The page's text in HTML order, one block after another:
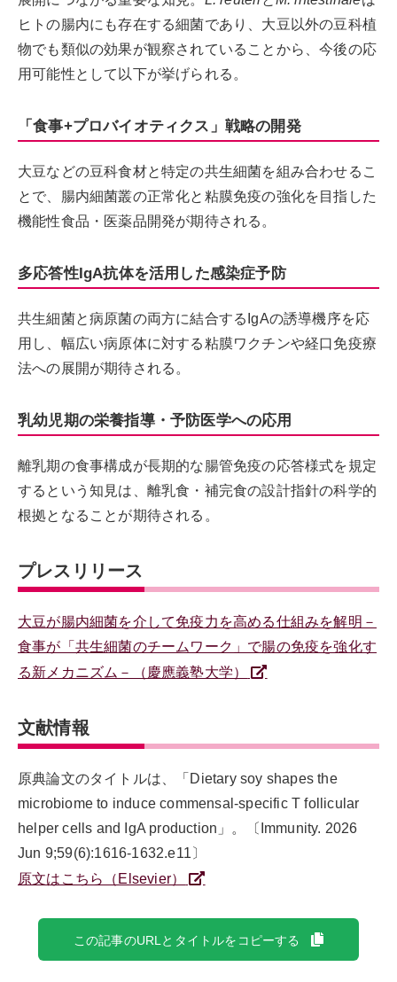
ヒトの腸内にも存在する細菌であり、大豆以外の豆科植
物でも類似の効果が観察されていることから、今後の応
用可能性として以下が挙げられる。
「食事+プロバイオティクス」戦略の開発
大豆などの豆科食材と特定の共生細菌を組み合わせるこ
とで、腸内細菌叢の正常化と粘膜免疫の強化を目指した
機能性食品・医薬品開発が期待される。
多応答性IgA抗体を活用した感染症予防
共生細菌と病原菌の両方に結合するIgAの誘導機序を応
用し、幅広い病原体に対する粘膜ワクチンや経口免疫療
法への展開が期待される。
乳幼児期の栄養指導・予防医学への応用
離乳期の食事構成が長期的な腸管免疫の応答様式を規定
するという知見は、離乳食・補完食の設計指針の科学的
根拠となることが期待される。
プレスリリース
大豆が腸内細菌を介して免疫力を高める仕組みを解明－
食事が「共生細菌のチームワーク」で腸の免疫を強化す
る新メカニズム－（慶應義塾大学）
文献情報
原典論文のタイトルは、「Dietary soy shapes the
microbiome to induce commensal-specific T follicular
helper cells and IgA production」。〔Immunity. 2026
Jun 9;59(6):1616-1632.e11〕
原文はこちら（Elsevier）
この記事のURLとタイトルをコピーする